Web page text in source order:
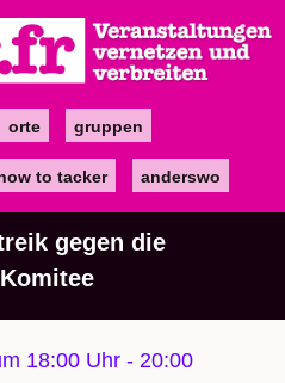
orte gruppen
to tacker anderswo
gegen die
18:00 Uhr - 20:00